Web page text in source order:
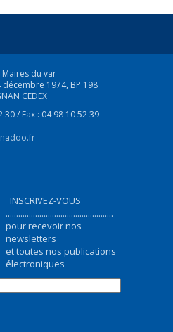
au mieux les réfugiés
du var
1974, BP 198
CEDEX
30 / Fax : 04 98 10 52 39
INSCRIVEZ-VOUS
...................................................
pour recevoir nos
newsletters
et toutes nos publications
électroniques